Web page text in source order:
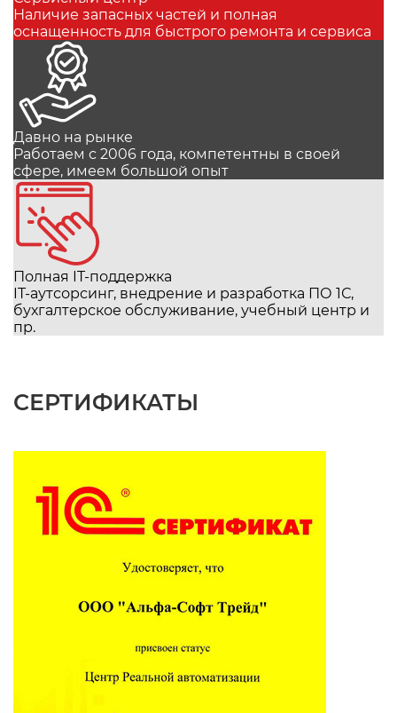
Наличие запасных частей и полная
оснащенность для быстрого ремонта и сервиса
Давно на рынке
Работаем с 2006 года, компетентны в своей
сфере, имеем большой опыт
Полная IT-поддержка
IT-аутсорсинг, внедрение и разработка ПО 1С,
бухгалтерское обслуживание, учебный центр и
пр.
СЕРТИФИКАТЫ